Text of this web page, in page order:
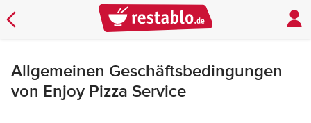
Allgemeinen Geschäftsbedingungen
von Enjoy Pizza Service